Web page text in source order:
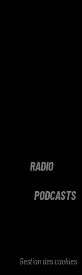
RADIO
PODCASTS
Gestion des cookies